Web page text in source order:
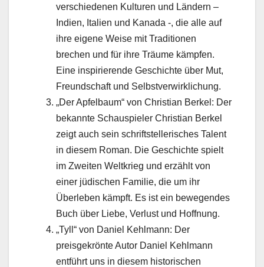
verschiedenen Kulturen und Ländern –
Indien, Italien und Kanada -, die alle auf
ihre eigene Weise mit Traditionen
brechen und für ihre Träume kämpfen.
Eine inspirierende Geschichte über Mut,
Freundschaft und Selbstverwirklichung.
„Der Apfelbaum“ von Christian Berkel: Der
bekannte Schauspieler Christian Berkel
zeigt auch sein schriftstellerisches Talent
in diesem Roman. Die Geschichte spielt
im Zweiten Weltkrieg und erzählt von
einer jüdischen Familie, die um ihr
Überleben kämpft. Es ist ein bewegendes
Buch über Liebe, Verlust und Hoffnung.
„Tyll“ von Daniel Kehlmann: Der
preisgekrönte Autor Daniel Kehlmann
entführt uns in diesem historischen